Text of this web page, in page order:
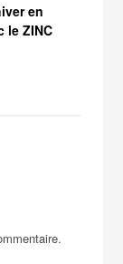
en
le ZINC